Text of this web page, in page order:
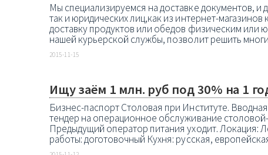
Мы специализируемся на доставке документов, и
так и юридических лиц,как из интернет-
доставку продуктов или обедов физическим или
нашей курьерской службы, позволит решить
2015-11-15
Ищу заём 1 млн. руб под 30% на 1
Бизнес-паспорт Столовая при Институте.
тендер на операционное обслуживание
Предыдущий оператор питания уходит. Локация:
работы: доготовочный Кухня: русская,